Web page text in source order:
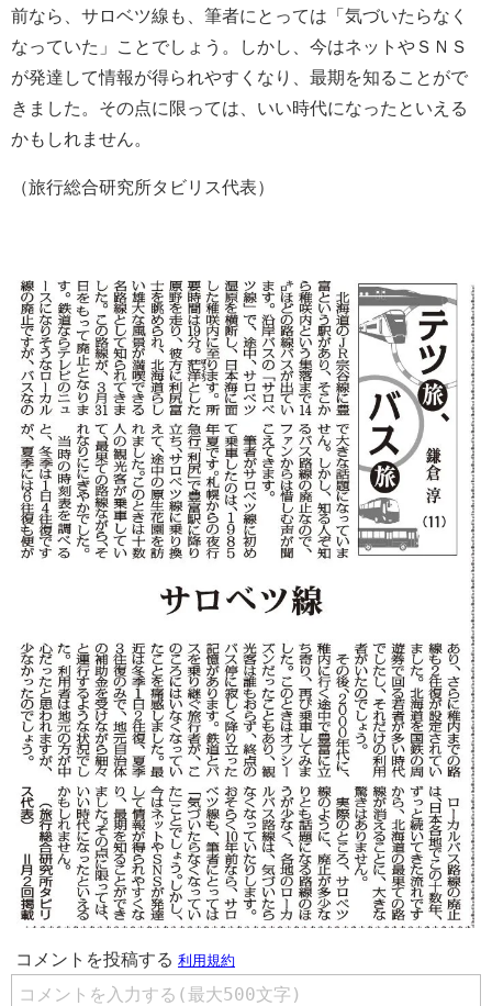
前なら、サロベツ線も、筆者にとっては「気づいたらなく
なっていた」ことでしょう。しかし、今はネットやＳＮＳ
が発達して情報が得られやすくなり、最期を知ることがで
きました。その点に限っては、いい時代になったといえる
かもしれません。
（旅行総合研究所タビリス代表）